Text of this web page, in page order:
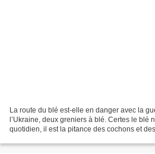
La route du blé est-elle en danger avec la
l’Ukraine, deux greniers à blé. Certes le blé
quotidien, il est la pitance des cochons et